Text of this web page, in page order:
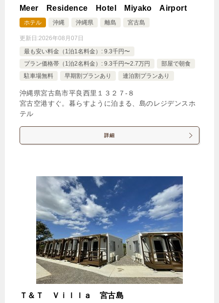
Meer Residence Hotel Miyako Airport
ホテル 沖縄 沖縄県 離島 宮古島
更新日:2026年08月07日
最も安い料金（1泊1名料金）: 9.3千円〜
プラン価格帯（1泊2名料金）: 9.3千円〜2.7万円
部屋で朝食
駐車場無料
早期割プランあり 連泊割プランあり
沖縄県宮古島市平良西里１３２７‐８
宮古空港すぐ。暮らすように泊まる、島のレジデンスホ
テル
詳細
Ｔ＆Ｔ Ｖｉｌｌａ 宮古島